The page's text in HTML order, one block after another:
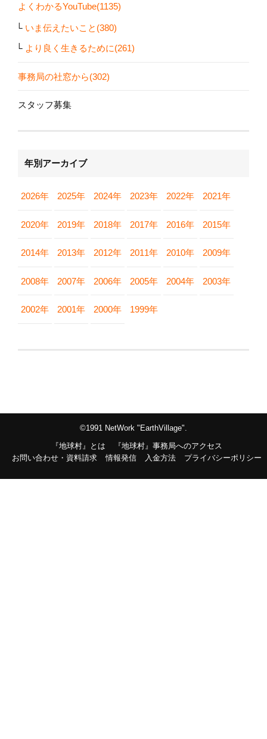
よくわかるYouTube(1135)
いま伝えたいこと(380)
より良く生きるために(261)
事務局の社窓から(302)
スタッフ募集
年別アーカイブ
2026年 2025年 2024年 2023年 2022年 2021年
2020年 2019年 2018年 2017年 2016年 2015年
2014年 2013年 2012年 2011年 2010年 2009年
2008年 2007年 2006年 2005年 2004年 2003年
2002年 2001年 2000年 1999年
©1991 NetWork "EarthVillage".
『地球村』とは
『地球村』事務局へのアクセス
お問い合わせ・資料請求
情報発信 入金方法 プライバシーポリシー